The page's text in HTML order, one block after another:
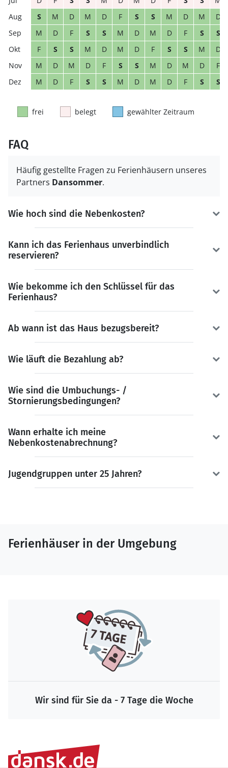
S
M D M D F S S M D M
D
M
D F S S M D M D F S
S
F
S S M D M D F S S M
D
M
D M D F S S M D M D
F
M
D F S S M D M D F S S
frei belegt gewählter Zeitraum
FAQ
Häufig gestellte Fragen zu Ferienhäusern unseres
Partners Dansommer.
Wie hoch sind die Nebenkosten?
Kann ich das Ferienhaus unverbindlich
reservieren?
Wie bekomme ich den Schlüssel für das
Ferienhaus?
Ab wann ist das Haus bezugsbereit?
Wie läuft die Bezahlung ab?
Wie sind die Umbuchungs- /
Stornierungsbedingungen?
Wann erhalte ich meine
Nebenkostenabrechnung?
Jugendgruppen unter 25 Jahren?
Ferienhäuser in der Umgebung
Wir sind für Sie da - 7 Tage die Woche